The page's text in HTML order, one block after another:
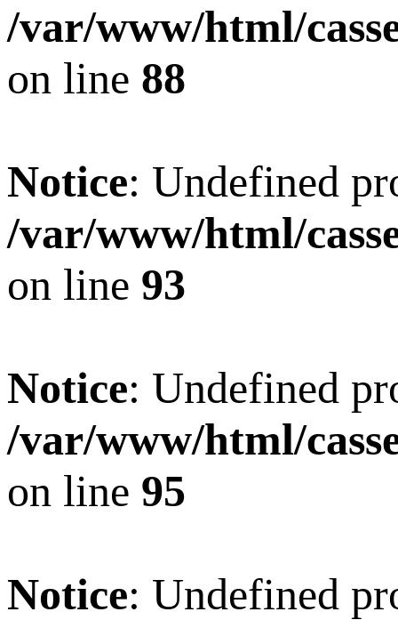
/var/www/html/
on line 88
Notice: Undefined
/var/www/html/
on line 93
Notice: Undefined
/var/www/html/
on line 95
Notice: Undefined